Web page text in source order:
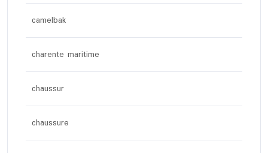
camelbak
charente maritime
chaussur
chaussure